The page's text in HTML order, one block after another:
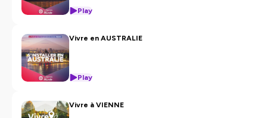
Play
Vivre en AUSTRALIE
Play
Vivre à VIENNE